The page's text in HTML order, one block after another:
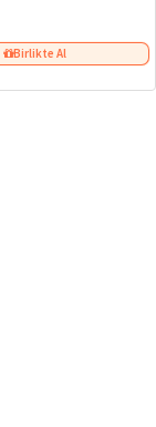
Birlikte Al